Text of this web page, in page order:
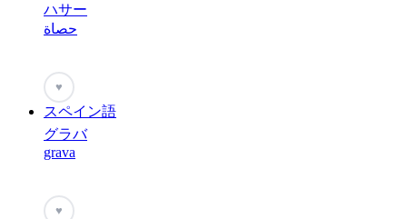
ハサー
حصاة
♥
スペイン語
グラバ
grava
♥